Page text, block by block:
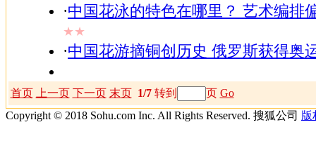
·中国花泳的特色在哪里？ 艺术编排
★★
·中国花游摘铜创历史 俄罗斯获得奥
首页 上一页 下一页 末页 1/7转到 页 Go
Copyright © 2018 Sohu.com Inc. All Rights Reserved. 搜狐公司 版